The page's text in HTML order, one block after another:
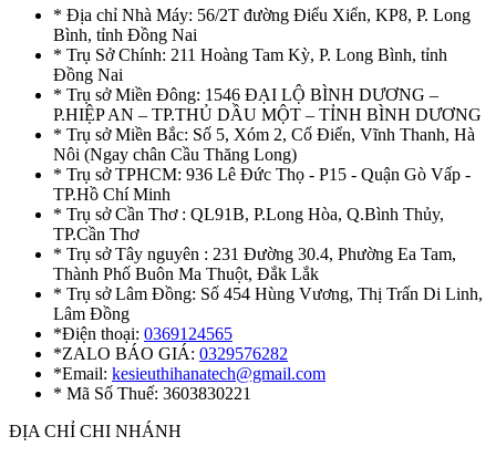
* Địa chỉ Nhà Máy: 56/2T đường Điểu Xiển, KP8, P. Long
Bình, tỉnh Đồng Nai
* Trụ Sở Chính: 211 Hoàng Tam Kỳ, P. Long Bình, tỉnh
Đồng Nai
* Trụ sở Miền Đông: 1546 ĐẠI LỘ BÌNH DƯƠNG –
P.HIỆP AN – TP.THỦ DẦU MỘT – TỈNH BÌNH DƯƠNG
* Trụ sở Miền Bắc: Số 5, Xóm 2, Cổ Điển, Vĩnh Thanh, Hà
Nôi (Ngay chân Cầu Thăng Long)
* Trụ sở TPHCM: 936 Lê Đức Thọ - P15 - Quận Gò Vấp -
TP.Hồ Chí Minh
* Trụ sở Cần Thơ : QL91B, P.Long Hòa, Q.Bình Thủy,
TP.Cần Thơ
* Trụ sở Tây nguyên : 231 Đường 30.4, Phường Ea Tam,
Thành Phố Buôn Ma Thuột, Đắk Lắk
* Trụ sở Lâm Đồng: Số 454 Hùng Vương, Thị Trấn Di Linh,
Lâm Đồng
*Điện thoại: 0369124565
*ZALO BÁO GIÁ: 0329576282
*Email: kesieuthihanatech@gmail.com
* Mã Số Thuế: 3603830221
ĐỊA CHỈ CHI NHÁNH